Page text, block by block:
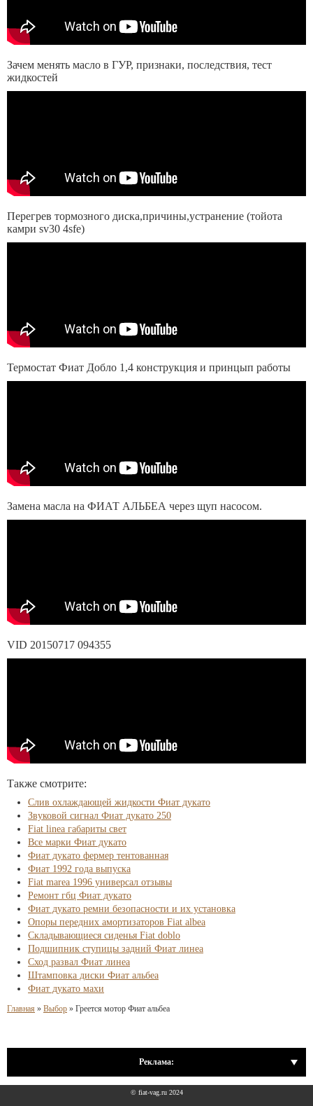
Зачем менять масло в ГУР, признаки, последствия, тест
жидкостей
Перегрев тормозного диска,причины,устранение (тойота
камри sv30 4sfe)
Термостат Фиат Добло 1,4 конструкция и принцып работы
Замена масла на ФИАТ АЛЬБЕА через щуп насосом.
VID 20150717 094355
Также смотрите:
Слив охлаждающей жидкости Фиат дукато
Звуковой сигнал Фиат дукато 250
Fiat linea габариты свет
Все марки Фиат дукато
Фиат дукато фермер тентованная
Фиат 1992 года выпуска
Fiat marea 1996 универсал отзывы
Ремонт гбц Фиат дукато
Фиат дукато ремни безопасности и их установка
Опоры передних амортизаторов Fiat albea
Складывающиеся сиденья Fiat doblo
Подшипник ступицы задний Фиат линеа
Сход развал Фиат линеа
Штамповка диски Фиат альбеа
Фиат дукато махи
Главная » Выбор » Греется мотор Фиат альбеа
Реклама:
© fiat-vag.ru 2024